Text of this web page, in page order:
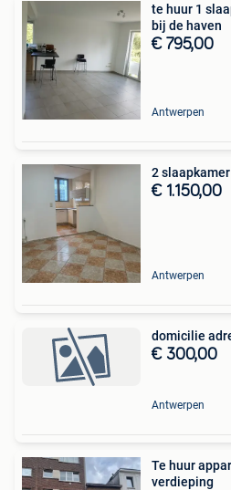
te huur 1
bij de haven
€ 795,00
Antwerpen
2
€ 1.150,00
Antwerpen
domicilie
€ 300,00
Antwerpen
Te huur
verdieping